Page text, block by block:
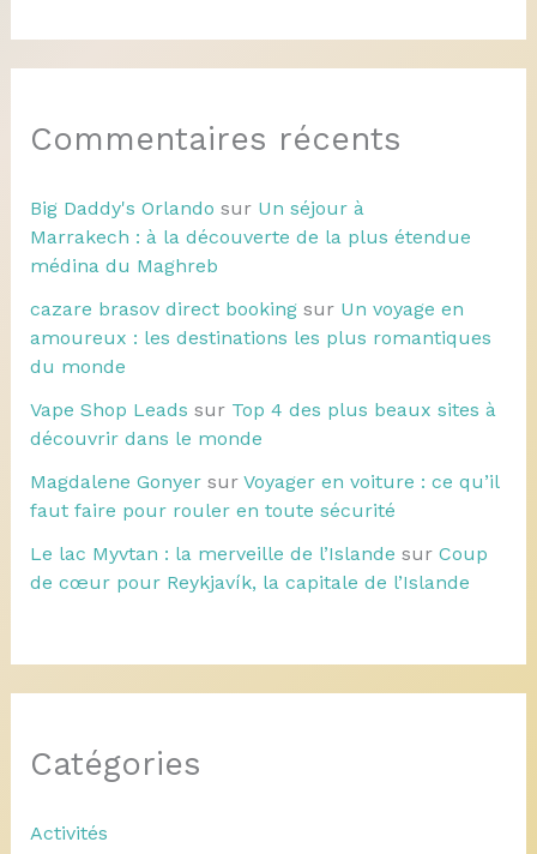
Commentaires récents
Big Daddy's Orlando sur Un séjour à
Marrakech : à la découverte de la plus étendue
médina du Maghreb
cazare brasov direct bookingsur Un voyage en
amoureux : les destinations les plus romantiques
du monde
Vape Shop Leads sur Top 4 des plus beaux sites à
découvrir dans le monde
Magdalene Gonyersur Voyager en voiture : ce qu’il
faut faire pour rouler en toute sécurité
Le lac Myvtan : la merveille de l’Islande sur Coup
de cœur pour Reykjavík, la capitale de l’Islande
Catégories
Activités